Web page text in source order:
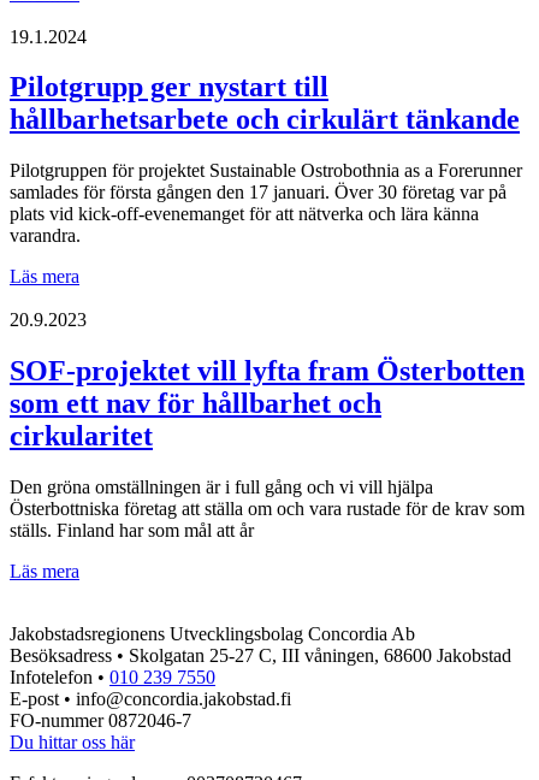
drivkrafter
cirkulär
omställning:
Erfarenheter
Danmark,
Finland
och
19.1.2024
Pilotgrupp ger nystart till
hållbarhetsarbete och cirkulärt tänkande
Pilotgruppen för projektet Sustainable Ostrobothnia as a Forerunner
samlades för första gången den 17 januari. Över 30 företag var på
plats vid kick-off-evenemanget för att nätverka och lära känna
varandra.
Läs mera
nystart
hållbarhetsarbete
och
cirkulärt
tänkande
20.9.2023
SOF-projektet vill lyfta fram Österbotten
som ett nav för hållbarhet och
cirkularitet
Den gröna omställningen är i full gång och vi vill hjälpa
Österbottniska företag att ställa om och vara rustade för de krav som
ställs. Finland har som mål att år
Läs mera
lyfta
fram
Österbotten
som
ett
nav
Jakobstadsregionens Utvecklingsbolag Concordia Ab
Besöksadress • Skolgatan 25-27 C, III våningen, 68600 Jakobstad
Infotelefon • 010 239 7550
E-post • info@concordia.jakobstad.fi
FO-nummer 0872046-7
Du hittar oss här